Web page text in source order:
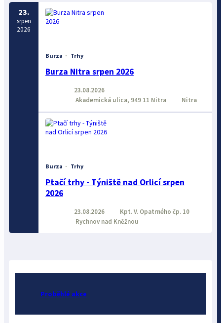
23.
srpen
2026
Burza · Trhy
Burza Nitra srpen 2026
23.08.2026
Akademická ulica, 949 11 Nitra
Nitra
Burza · Trhy
Ptačí trhy - Týniště nad Orlicí srpen
2026
23.08.2026
Kpt. V. Opatrného čp. 10
Rychnov nad Kněžnou
Proběhlé akce